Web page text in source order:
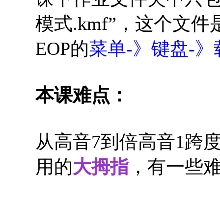
模式.kmf”，这个文件
EOP的菜单-》键盘-》
本课难点：
从高音7到倍高音1跨
用的大拇指 ，有一些